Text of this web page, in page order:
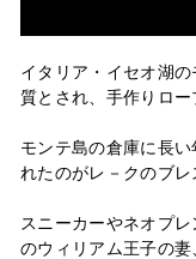
イタリア・イセオ湖
質とされ、手作りロー
モンテ島の倉庫に長
れたのがレ－クのブレ
スニーカーやネオプ
のウィリアム王子の